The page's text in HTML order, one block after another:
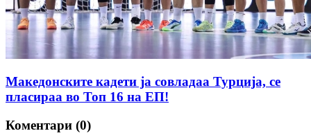
Македонските кадети ја совладаа Турција, се
пласираа во Топ 16 на ЕП!
Коментари (0)